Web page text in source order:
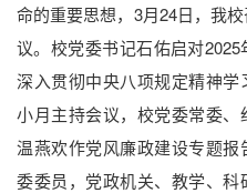
命的重要思想，3月24日，我
议。校党委书记石佑启对
深入贯彻中央八项规定精神
小月主持会议，校党委常委
温燕欢作党风廉政建设专题
委委员，党政机关、教学、